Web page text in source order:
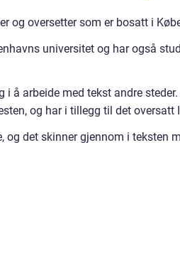
og oversetter som er bosatt i
universitet og har også
å arbeide med tekst andre
og har i tillegg til det
og det skinner gjennom i teksten